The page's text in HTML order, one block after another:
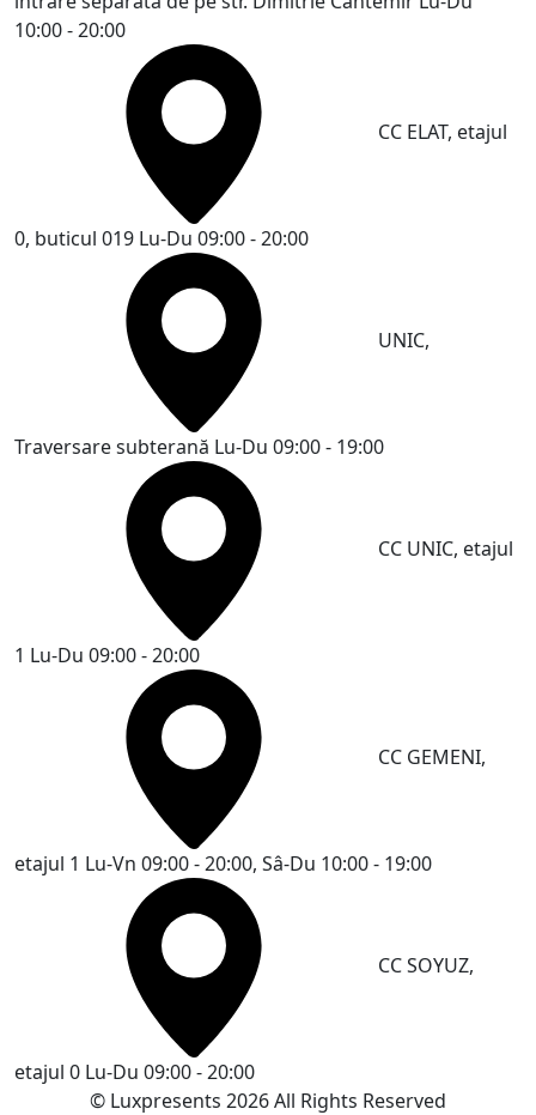
10:00 - 20:00
CC ELAT, etajul
0, buticul 019 Lu-Du 09:00 - 20:00
UNIC,
Traversare subterană Lu-Du 09:00 - 19:00
CC UNIC, etajul
1 Lu-Du 09:00 - 20:00
CC GEMENI,
etajul 1 Lu-Vn 09:00 - 20:00, Sâ-Du 10:00 - 19:00
CC SOYUZ,
etajul 0 Lu-Du 09:00 - 20:00
© Luxpresents 2026 All Rights Reserved